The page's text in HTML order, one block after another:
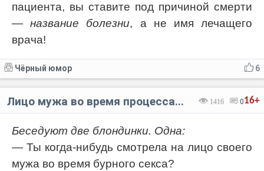
пациента, вы ставите под причиной смерти
—название болезни, а не имя лечащего
врача!
6
Чёрный юмор
16+
1416 0
Лицо мужа во время процесса...
Беседуют две блондинки. Одна:
— Ты когда-нибудь смотрела на лицо своего
мужа во время бурного секса?